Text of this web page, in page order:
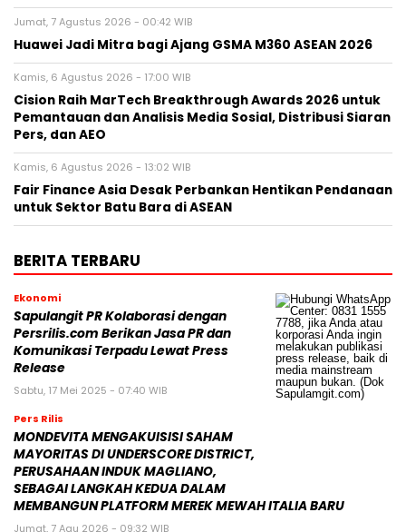
Jumat, 7 Agustus 2026 - 00:42 WIB
Huawei Jadi Mitra bagi Ajang GSMA M360 ASEAN 2026
Kamis, 6 Agustus 2026 - 17:00 WIB
Cision Raih MarTech Breakthrough Awards 2026 untuk
Pemantauan dan Analisis Media Sosial, Distribusi Siaran
Pers, dan AEO
Kamis, 6 Agustus 2026 - 13:02 WIB
Fair Finance Asia Desak Perbankan Hentikan Pendanaan
untuk Sektor Batu Bara di ASEAN
BERITA TERBARU
Ekonomi
Sapulangit PR Kolaborasi dengan
Persrilis.com Berikan Jasa PR dan
Komunikasi Terpadu Lewat Press
Release
Sabtu, 17 Mei 2025 - 07:40 WIB
Pers Rilis
MONDEVITA MENGAKUISISI SAHAM
MAYORITAS DI UNDERSCORE DISTRICT,
PERUSAHAAN INDUK MAGLIANO,
SEBAGAI LANGKAH KEDUA DALAM
MEMBANGUN PLATFORM MEREK MEWAH ITALIA BARU
Jumat, 7 Agu 2026 - 09:32 WIB